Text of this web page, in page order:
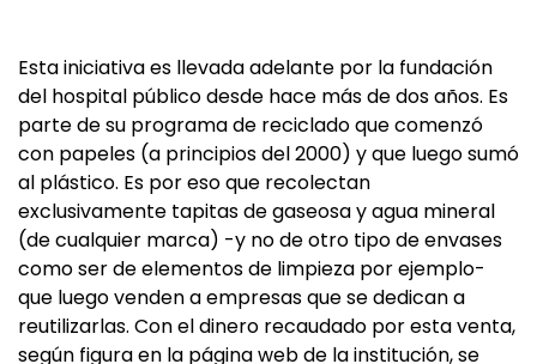
Esta iniciativa es llevada adelante por la fundación
del hospital público desde hace más de dos años. Es
parte de su programa de reciclado que comenzó
con papeles (a principios del 2000) y que luego sumó
al plástico. Es por eso que recolectan
exclusivamente tapitas de gaseosa y agua mineral
(de cualquier marca) -y no de otro tipo de envases
como ser de elementos de limpieza por ejemplo-
que luego venden a empresas que se dedican a
reutilizarlas. Con el dinero recaudado por esta venta,
según figura en la página web de la institución, se